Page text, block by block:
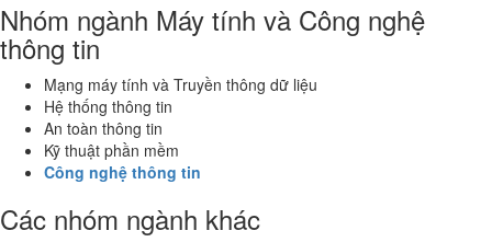
Nhóm ngành Máy tính và Công nghệ
thông tin
Mạng máy tính và Truyền thông dữ liệu
Hệ thống thông tin
An toàn thông tin
Kỹ thuật phần mềm
Công nghệ thông tin
Các nhóm ngành khác